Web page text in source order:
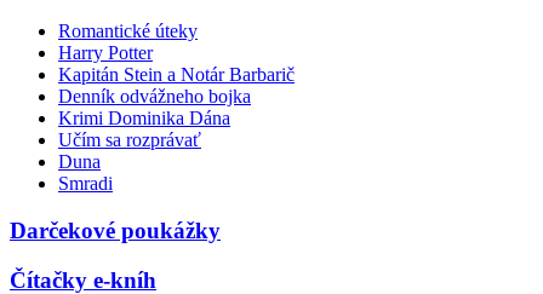
Romantické úteky
Harry Potter
Kapitán Stein a Notár Barbarič
Denník odvážneho bojka
Krimi Dominika Dána
Učím sa rozprávať
Duna
Smradi
Darčekové poukážky
Čítačky e-kníh